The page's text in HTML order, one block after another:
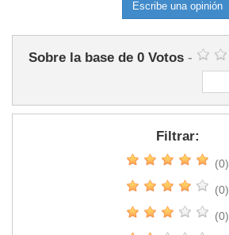
Escribe una opinión
Sobre la base de 0 Votos -
Filtrar:
(0)
(0)
(0)